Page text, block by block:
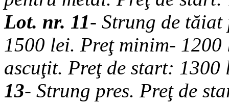
Lot. nr. 11- Strung de
1500 lei. Preţ minim- 1200
ascuţit. Preţ de start: 1300
13- Strung pres. Preţ de